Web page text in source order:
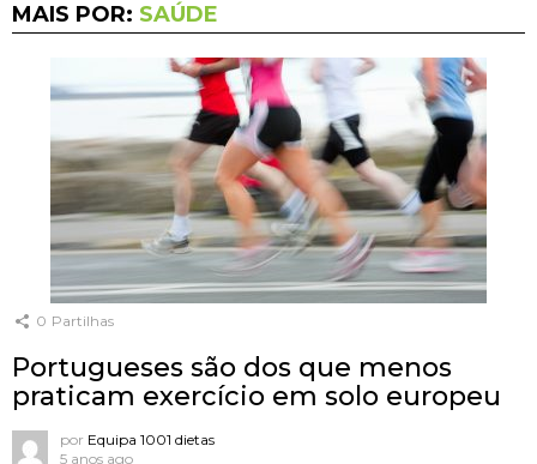
MAIS POR: SAÚDE
0 Partilhas
Portugueses são dos que menos
praticam exercício em solo europeu
por Equipa 1001 dietas
5 anos ago